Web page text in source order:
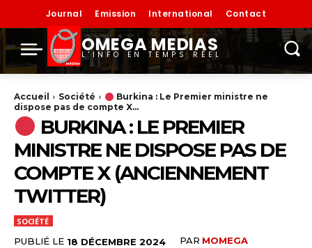
Journal Emission International Contact
OMEGA MEDIAS
L'INFO EN TEMPS RÉEL
Accueil Société
Burkina : Le Premier ministre ne
dispose pas de compte X...
BURKINA : LE PREMIER
MINISTRE NE DISPOSE PAS DE
COMPTE X (ANCIENNEMENT
TWITTER)
SOCIÉTÉ
PUBLIÉ LE 18 DÉCEMBRE 2024 PAR MOMEGA